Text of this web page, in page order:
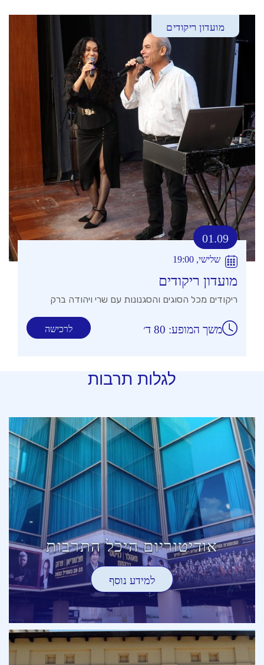
מועדון ריקודים
01.09
שלישי, 19:00
מועדון ריקודים
ריקודים מכל הסוגים והסגנונות עם שרי ויהודה ברק
לרכישה משך המופע: 80 ד׳
לגלות תרבות
אודיטוריום היכל התרבות
למידע נוסף